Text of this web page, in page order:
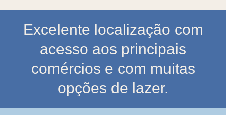
Excelente localização com
acesso aos principais
comércios e com muitas
opções de lazer.